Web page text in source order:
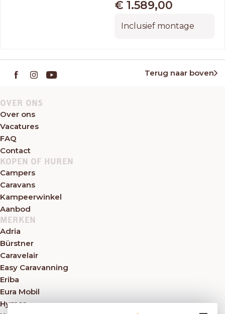
€ 1.589,00
Inclusief montage
Terug naar boven
OVER ONS
Over ons
Vacatures
FAQ
Contact
KOPEN OF HUREN
Campers
Caravans
Kampeerwinkel
Aanbod
MERKEN
Adria
Bürstner
Caravelair
Easy Caravanning
Eriba
Eura Mobil
Hymer